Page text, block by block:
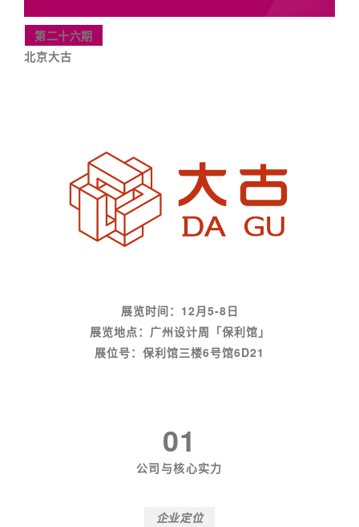
第二十六期
北京大古
展览时间：12月5-8日
展览地点：广州设计周「保利馆」
展位号：保利馆三楼6号馆6D21
01
公司与核心实力
企业定位